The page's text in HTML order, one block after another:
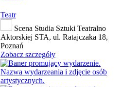
Teatr
Scena Studia Sztuki Teatralno
Aktorskiej STA, ul. Ratajczaka 18,
Poznań
Zobacz szczegóły